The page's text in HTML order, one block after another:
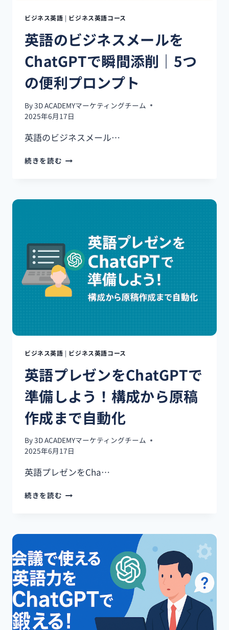
事
ど
の
表
現
集
ビジネス英語 | ビジネス英語コース
英語のビジネスメールを
ChatGPTで瞬間添削｜5つ
の便利プロンプト
By3D ACADEMYマーケティングチーム
2025年6月17日
英語のビジネスメール…
続きを読む
ジ
ー
ル
を
CHATGPT
で
瞬
5
つ
の
便
プ
ロ
ン
プ
ト
ビジネス英語 | ビジネス英語コース
英語プレゼンをChatGPTで
準備しよう！構成から原稿
作成まで自動化
By3D ACADEMYマーケティングチーム
2025年6月17日
英語プレゼンをCha…
続きを読む
ゼ
を
CHATGPT
で
準
備
し
よ